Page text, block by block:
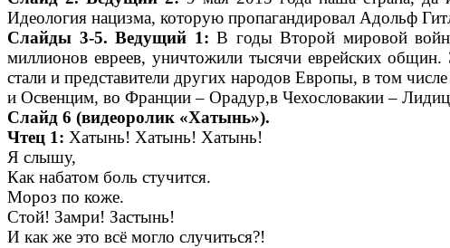
Идеология нацизма, которую пропагандировал Адольф
Слайды 3-5. Ведущий 1:В годы Второй мировой
миллионов евреев, уничтожили тысячи еврейских
стали и представители других народов Европы, в том
и Освенцим, во Франции – Орадур,в Чехословакии –
Слайд 6 (видеоролик «Хатынь»).
Чтец 1: Хатынь! Хатынь! Хатынь!
Я слышу,
Как набатом боль стучится.
Мороз по коже.
Стой! Замри! Застынь!
И как же это всё могло случиться?!